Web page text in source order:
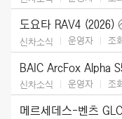
도요타 RAV4 (2026)
신차소식 운영자 조
BAIC ArcFox Alpha
신차소식 운영자 조
메르세데스-벤츠